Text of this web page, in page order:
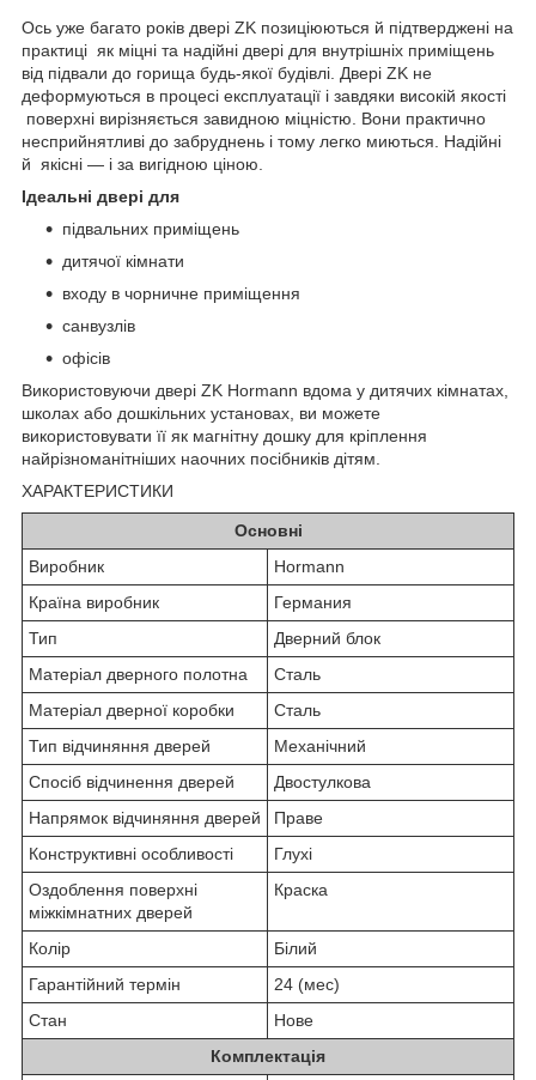
Ось уже багато років двері ZK позиціюються й підтверджені на
практиці як міцні та надійні двері для внутрішніх приміщень
від підвали до горища будь-якої будівлі. Двері ZK не
деформуються в процесі експлуатації і завдяки високій якості
поверхні вирізняється завидною міцністю. Вони практично
несприйнятливі до забруднень і тому легко миються. Надійні
й якісні — і за вигідною ціною.
Ідеальні двері для
підвальних приміщень
дитячої кімнати
входу в чорничне приміщення
санвузлів
офісів
Використовуючи двері ZK Hormann вдома у дитячих кімнатах,
школах або дошкільних установах, ви можете
використовувати її як магнітну дошку для кріплення
найрізноманітніших наочних посібників дітям.
ХАРАКТЕРИСТИКИ
Основні
Виробник
Hormann
Країна виробник
Германия
Тип
Дверний блок
Матеріал дверного полотна
Сталь
Матеріал дверної коробки
Сталь
Тип відчиняння дверей
Механічний
Спосіб відчинення дверей
Двостулкова
Напрямок відчиняння дверей
Праве
Конструктивні особливості
Глухі
Оздоблення поверхні
міжкімнатних дверей
Краска
Колір
Білий
Гарантійний термін
24 (мес)
Стан
Нове
Комплектація